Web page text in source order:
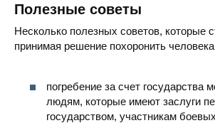
Полезные советы
Несколько полезных советов, которые
принимая решение похоронить
погребение за счет государства
людям, которые имеют заслуги
государством, участникам